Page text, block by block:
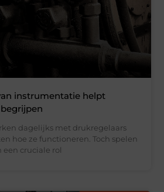
instrumentatie helpt
dagelijks met drukregelaars
hoe ze functioneren. Toch spelen
cruciale rol